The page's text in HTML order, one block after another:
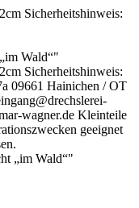
Sicherheitshinweis:
Wald“"
Sicherheitshinweis:
09661 Hainichen / OT
wagner.de Kleinteile
geeignet
„im Wald“"